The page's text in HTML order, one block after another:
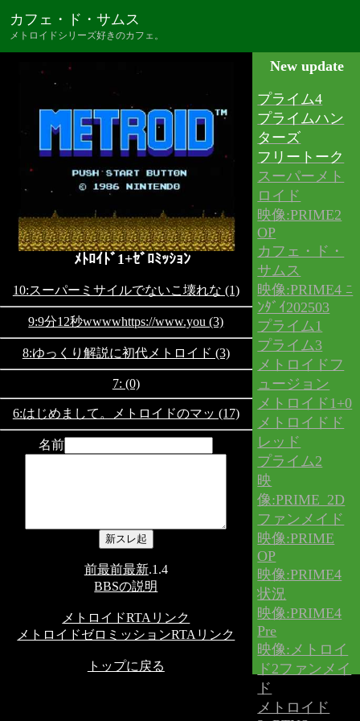
カフェ・ド・サムス
メトロイドシリーズ好きのカフェ。
ﾒﾄﾛｲﾄﾞ1+ｾﾞﾛﾐｯｼｮﾝ
10:スーパーミサイルでないこ壊れな (1)
9:9分12秒wwwwhttps://www.you (3)
8:ゆっくり解説に初代メトロイド (3)
7: (0)
6:はじめまして。メトロイドのマッ (17)
名前
前最前最新.1.4
BBSの説明
メトロイドRTAリンク
メトロイドゼロミッションRTAリンク
トップに戻る
New update
プライム4
プライムハン
ターズ
フリートーク
スーパーメト
ロイド
映像:PRIME2
OP
カフェ・ド・
サムス
映像:PRIME4 ﾆ
ﾝﾀﾞｲ202503
プライム1
プライム3
メトロイドフ
ュージョン
メトロイド1+0
メトロイドド
レッド
プライム2
映
像:PRIME_2D
ファンメイド
映像:PRIME
OP
映像:PRIME4
状況
映像:PRIME4
Pre
映像:メトロイ
ド2ファンメイ
ド
メトロイド